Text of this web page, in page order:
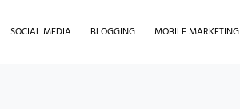
SOCIAL MEDIA BLOGGING MOBILE MARKETING